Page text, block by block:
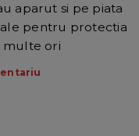
aparut si pe piata
pentru protectia
multe ori